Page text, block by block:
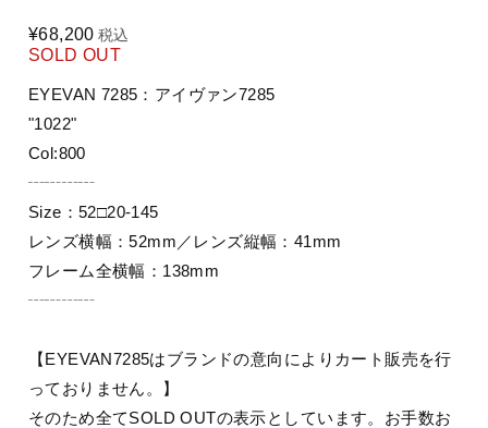
¥68,200 税込
SOLD OUT
EYEVAN 7285：アイヴァン7285
"1022"
Col:800
┄┄┄┄
Size：52□20-145
レンズ横幅：52mm／レンズ縦幅：41mm
フレーム全横幅：138mm
┄┄┄┄
【EYEVAN7285はブランドの意向によりカート販売を行
っておりません。】
そのため全てSOLD OUTの表示としています。お手数お